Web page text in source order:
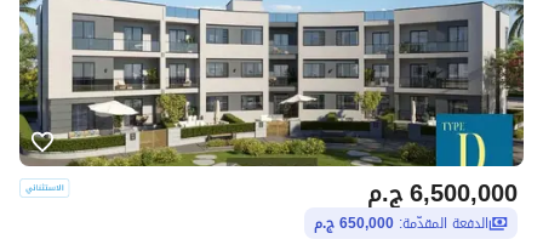
ج.م6,500,000
الدفعة المقدّمة: 650,000 ج.م